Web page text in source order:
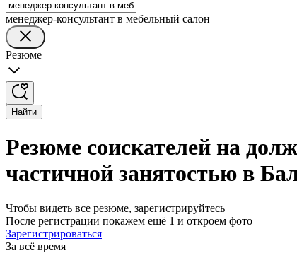
менеджер-консультант в мебельный салон
Резюме
Найти
Резюме соискателей на
частичной занятостью в
Чтобы видеть все резюме, зарегистрируйтесь
После регистрации покажем ещё 1 и откроем фото
Зарегистрироваться
За всё время